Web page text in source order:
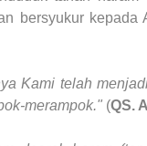
bersyukur kepada
Kami telah
merampok." (QS.